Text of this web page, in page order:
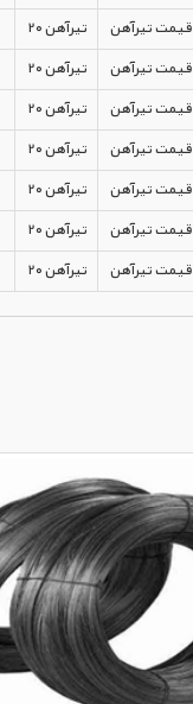
قیمت تیرآهن تیرآهن ۲۰
قیمت تیرآهن تیرآهن ۲۰
قیمت تیرآهن تیرآهن ۲۰
قیمت تیرآهن تیرآهن ۲۰
قیمت تیرآهن تیرآهن ۲۰
قیمت تیرآهن تیرآهن ۲۰
قیمت تیرآهن تیرآهن ۲۰